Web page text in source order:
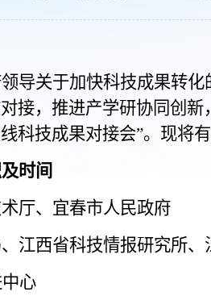
导关于加快科技成果转
接，推进产学研协同创新
科技成果对接会”。现将
时间
厅、宜春市人民政府
江西省科技情报研究所、
心